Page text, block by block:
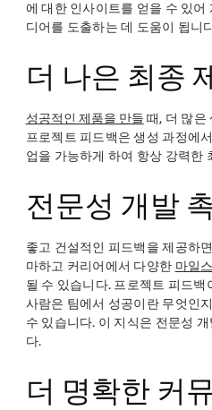
에 대한 인사이트를 얻을 수 있어
디어를 도출하는 데 도움이 됩니
더 나은 최종
성공적인 제품을 만들 때, 더 많은
프로젝트 피드백은 생성 과정에
업을 가능하게 하여 항상 강력한
전문성 개발
좋고 건설적인 피드백을 제공하
마하고 커리어에서 다양한 마일
될 수 있습니다. 프로젝트 피드
사람은 팀에서 성공이란 무엇인
수 있습니다. 이 지식은 전문성
다.
더 명확한 커